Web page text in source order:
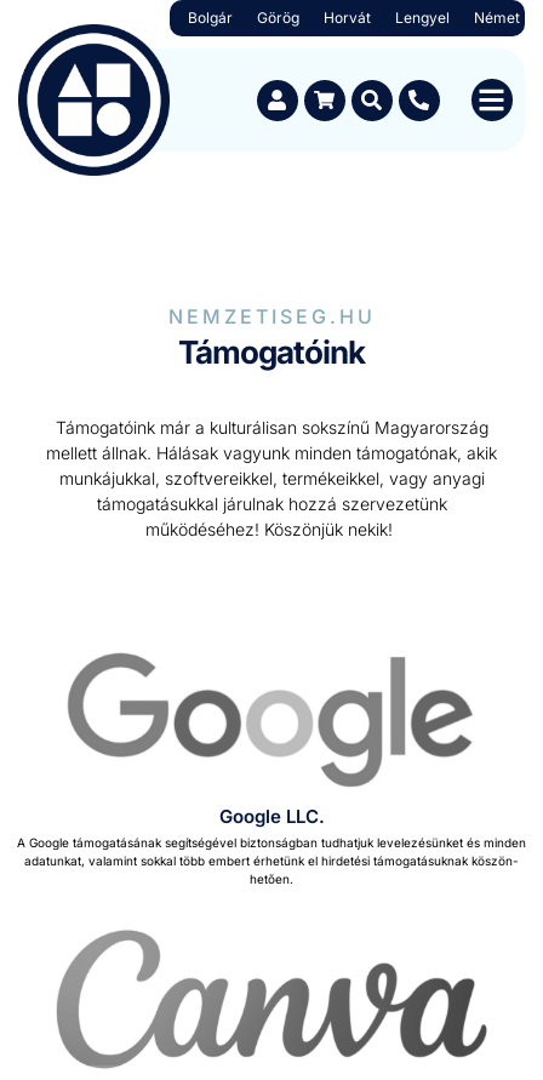
Bolgár Görög Horvát Lengyel Német
NEMZETISEG.HU
Támogatóink
Támo­gatóink már a kul­turálisan sok­színű Mag­yarország
mel­lett áll­nak. Hálásak vagyunk min­den támo­gató­nak, akik
munkájukkal, szoftvereikkel, ter­mékeikkel, vagy anya­gi
támo­gatá­sukkal járul­nak hoz­zá szervezetünk
működéséhez! Köszön­jük nekik!
Google LLC.
A Google támo­gatásá­nak segít­ségév­el biz­ton­ság­ban tudhatjuk lev­elezésün­ket és min­den
adatunkat, valamint sokkal több embert érhetünk el hird­e­tési támo­gatá­suk­nak köszön­
hetően.